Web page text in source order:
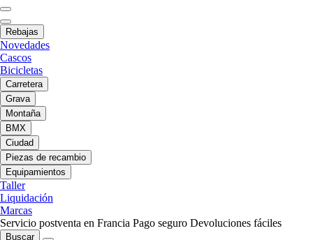
Rebajas
Novedades
Cascos
Bicicletas
Carretera
Grava
Montaña
BMX
Ciudad
Piezas de recambio
Equipamientos
Taller
Liquidación
Marcas
Servicio postventa en Francia Pago seguro Devoluciones fáciles
Buscar